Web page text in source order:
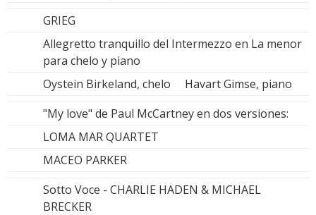
GRIEG
Allegretto tranquillo del Intermezzo en La menor
para chelo y piano
Oystein Birkeland, chelo Havart Gimse, piano
"My love" de Paul McCartney en dos versiones:
LOMA MAR QUARTET
MACEO PARKER
Sotto Voce - CHARLIE HADEN & MICHAEL
BRECKER